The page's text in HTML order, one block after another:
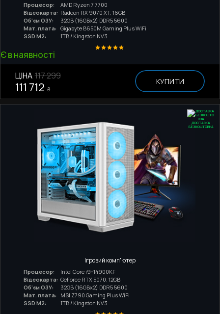
Процесор:
AMD Ryzen 7 7700
Відеокарта: Radeon RX 9070 XT, 16GB
Об'єм ОЗУ:
32GB (16GBx2) DDR5 5600
Мат. плата:
Gigabyte B650M Gaming Plus WiFi
SSD M2:
1TB / Kingston NV3
Є в наявності
ЦІНА 117 299
111 712 ₴
КУПИТИ
ДОСТАВКА
БЕЗКОШТОВНА
Ігровий комп'ютер
Процесор:
Intel Core i9-14900KF
Відеокарта: GeForce RTX 5070, 12GB
Об'єм ОЗУ:
32GB (16GBx2) DDR5 5600
Мат. плата:
MSI Z790 Gaming Plus WiFi
SSD M2:
1TB / Kingston NV3